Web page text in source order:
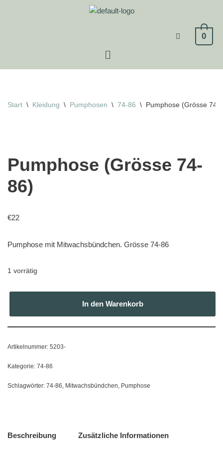
0
Start \ Kleidung \ Pumphosen \ 74-86 \ Pumphose (Grösse 74-
Pumphose (Grösse 74-
86)
€22
Pumphose mit Mitwachsbündchen. Grösse 74-86
1 vorrätig
In den Warenkorb
Artikelnummer: 5203-
Kategorie: 74-86
Schlagwörter: 74-86, Mitwachsbündchen, Pumphose
Beschreibung Zusätzliche Informationen